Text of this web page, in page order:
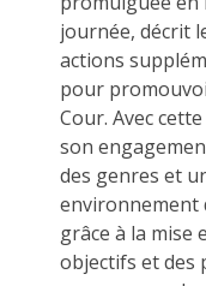
journée, décrit
actions
pour
Cour. Avec
son
des genres et
environnement
grâce à la mise
objectifs et des